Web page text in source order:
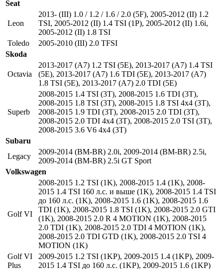
Seat
Leon
2013- (III) 1.0 / 1.2 / 1.6 / 2.0 (5F), 2005-2012 (II) 1.2
TSI, 2005-2012 (II) 1.4 TSI (1P), 2005-2012 (II) 1.6i,
2005-2012 (II) 1.8 TSI
Toledo
2005-2010 (III) 2.0 TFSI
Skoda
Octavia
2013-2017 (A7) 1.2 TSI (5E), 2013-2017 (A7) 1.4 TSI
(5E), 2013-2017 (A7) 1.6 TDI (5E), 2013-2017 (A7)
1.8 TSI (5E), 2013-2017 (A7) 2.0 TDI (5E)
Superb
2008-2015 1.4 TSI (3T), 2008-2015 1.6 TDI (3T),
2008-2015 1.8 TSI (3T), 2008-2015 1.8 TSI 4x4 (3T),
2008-2015 1.9 TDI (3T), 2008-2015 2.0 TDI (3T),
2008-2015 2.0 TDI 4x4 (3T), 2008-2015 2.0 TSI (3T),
2008-2015 3.6 V6 4x4 (3T)
Subaru
Legacy
2009-2014 (BM-BR) 2.0i, 2009-2014 (BM-BR) 2.5i,
2009-2014 (BM-BR) 2.5i GT Sport
Volkswagen
Golf VI
2008-2015 1.2 TSI (1K), 2008-2015 1.4 (1K), 2008-
2015 1.4 TSI 160 л.с. и выше (1K), 2008-2015 1.4 TSI
до 160 л.с. (1K), 2008-2015 1.6 (1K), 2008-2015 1.6
TDI (1K), 2008-2015 1.8 TSI (1K), 2008-2015 2.0 GTI
(1K), 2008-2015 2.0 R 4 MOTION (1K), 2008-2015
2.0 TDI (1K), 2008-2015 2.0 TDI 4 MOTION (1K),
2008-2015 2.0 TDI GTD (1K), 2008-2015 2.0 TSI 4
MOTION (1K)
Golf VI
Plus
2009-2015 1.2 TSI (1KP), 2009-2015 1.4 (1KP), 2009-
2015 1.4 TSI до 160 л.с. (1KP), 2009-2015 1.6 (1KP)